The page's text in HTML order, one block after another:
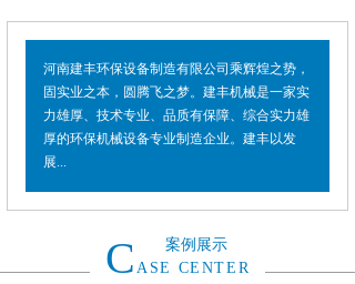
河南建丰环保设备制造有限公司乘辉煌之势，
固实业之本，圆腾飞之梦。建丰机械是一家实
力雄厚、技术专业、品质有保障、综合实力雄
厚的环保机械设备专业制造企业。建丰以发
展...
案例展示
C ASE CENTER